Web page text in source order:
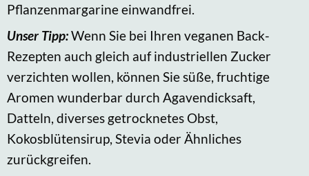
Pflanzenmargarine einwandfrei.
Unser Tipp:Wenn Sie bei Ihren veganen Back-
Rezepten auch gleich auf industriellen Zucker
verzichten wollen, können Sie süße, fruchtige
Aromen wunderbar durch Agavendicksaft,
Datteln, diverses getrocknetes Obst,
Kokosblütensirup, Stevia oder Ähnliches
zurückgreifen.